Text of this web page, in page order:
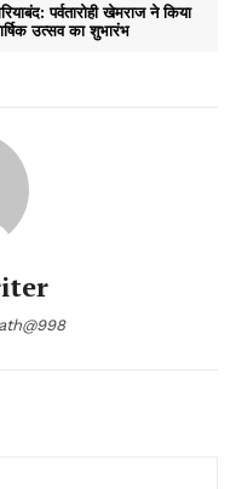
पर्वतारोही खेमराज ने किया
उत्सव का शुभारंभ